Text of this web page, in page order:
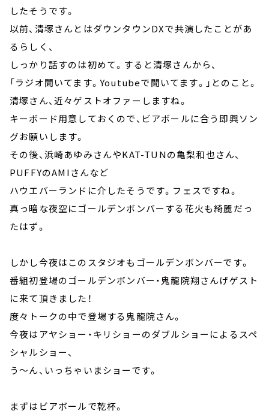
したそうです。
以前、清塚さんとはダウンタウンDXで共演したことがあ
るらしく、
しっかり話すのは初めて。すると清塚さんから、
「ラジオ聞いてます。Youtubeで聞いてます。」とのこと。
清塚さん、近々ゲストオファーしますね。
キーボード用意しておくので、ビアボールに合う即興ソン
グお願いします。
その後、浜崎あゆみさんやKAT-TUNの亀梨和也さん、
PUFFYのAMIさんなど
ハウエバーランドに介したそうです。フェスですね。
真っ暗な夜空にゴールデンボンバーする花火も綺麗だっ
たはず。
しかし今夜はこのスタジオもゴールデンボンバーです。
番組初登場のゴールデンボンバー・鬼龍院翔さんげゲスト
に来て頂きました！
度々トークの中で登場する鬼龍院さん。
今夜はアヤショー・キリショーのダブルショーによるスペ
シャルショー、
う～ん、いっちゃいまショーです。
まずはビアボールで乾杯。